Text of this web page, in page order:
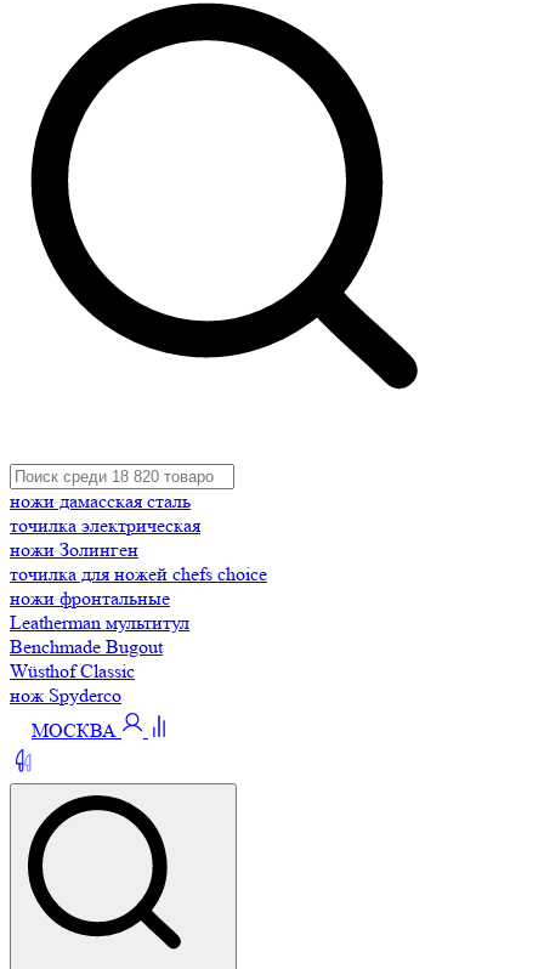
ножи дамасская сталь
точилка электрическая
ножи Золинген
точилка для ножей chefs choice
ножи фронтальные
Leatherman мультитул
Benchmade Bugout
Wüsthof Classic
нож Spyderco
МОСКВА